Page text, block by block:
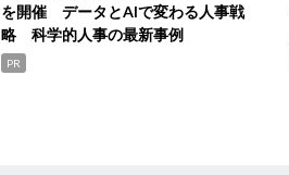
を開催 データとAIで変わる人事戦
略 科学的人事の最新事例
PR